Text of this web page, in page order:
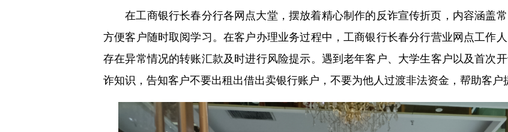
在工商银行长春分行各网点大堂，摆放着精心制作的反诈宣传折页，内容涵盖常
方便客户随时取阅学习。在客户办理业务过程中，工商银行长春分行营业网点工作
存在异常情况的转账汇款及时进行风险提示。遇到老年客户、大学生客户以及首次
诈知识，告知客户不要出租出借出卖银行账户，不要为他人过渡非法资金，帮助客户